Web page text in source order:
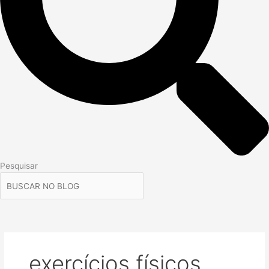
Pesquisar
exercícios físicos